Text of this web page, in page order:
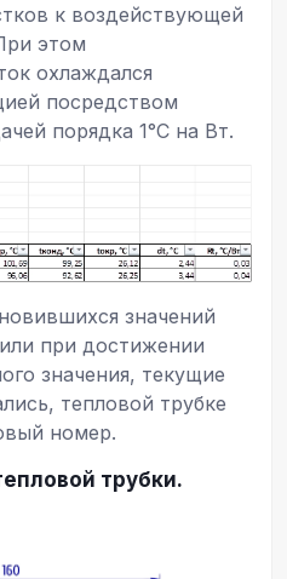
к воздействующей
этом
охлаждался
посредством
порядка 1°С на Вт.
значений
при достижении
значения, текущие
тепловой трубке
номер.
трубки.